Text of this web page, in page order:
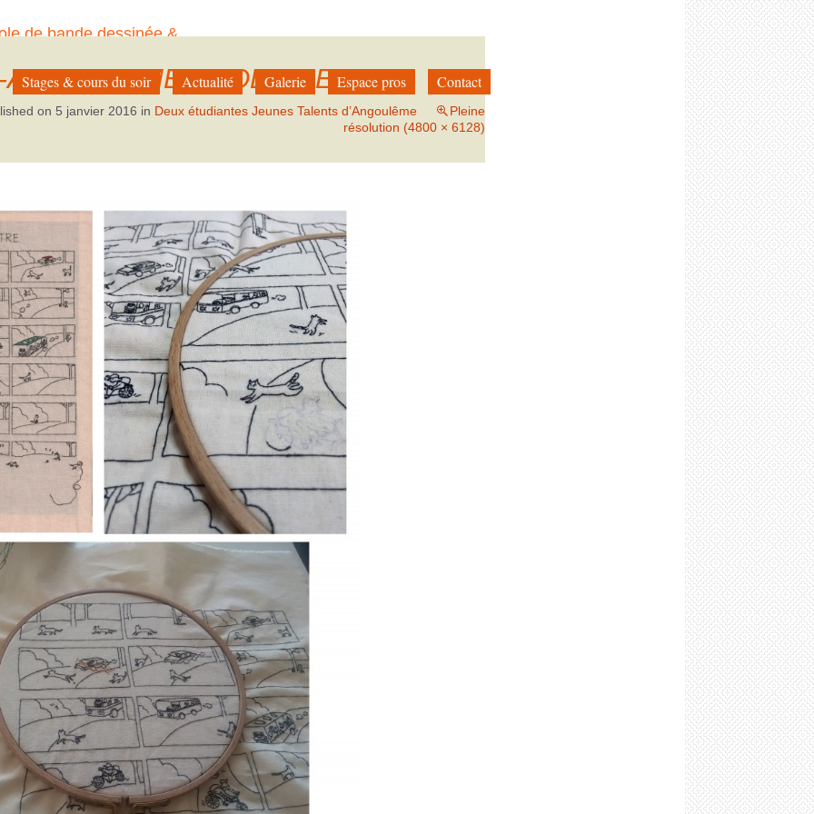
de bande dessinée &
Stages & cours du soir Actualité Galerie Espace pros Contact
BRODERIES
on 5 janvier 2016 in Deux étudiantes Jeunes Talents d’Angoulême
Pleine
résolution (4800 × 6128)